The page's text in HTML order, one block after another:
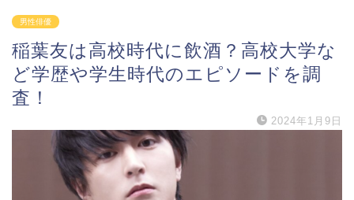
男性俳優
稲葉友は高校時代に飲酒？高校大学な
ど学歴や学生時代のエピソードを調
査！
2024年1月9日